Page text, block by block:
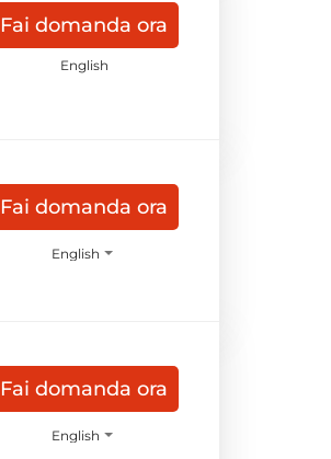
Fai domanda ora
English
Fai domanda ora
English
Fai domanda ora
English